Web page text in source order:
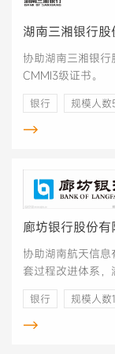
湖南三湘银行
协助湖南三湘银
CMMI3级证书。
银行 规模人数
→
廊坊银行股份
协助湖南航天信
套过程改进体系
任评估师的评估。
银行 规模人数
→